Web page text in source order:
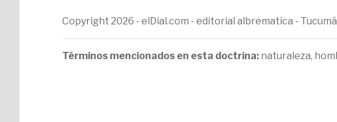
Copyright 2026 - elDial.com - editorial albrematica -
Términos mencionados en esta doctrina: naturaleza,